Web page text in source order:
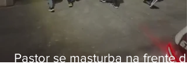
Pastor se masturba na frente de